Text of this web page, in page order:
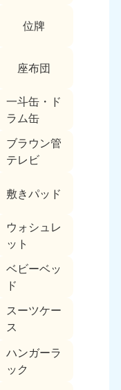
位牌
座布団
一斗缶・ド
ラム缶
ブラウン管
テレビ
敷きパッド
ウォシュレ
ット
ベビーベッ
ド
スーツケー
ス
ハンガーラ
ック
鹿児島県
9889
1880-9890
19:00 年中無休
沖縄県
9887